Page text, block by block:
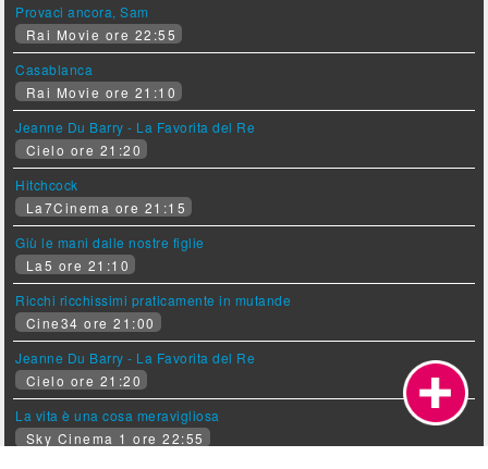
Provaci ancora, Sam
Rai Movie ore 22:55
Casablanca
Rai Movie ore 21:10
Jeanne Du Barry - La Favorita del Re
Cielo ore 21:20
Hitchcock
La7Cinema ore 21:15
Giù le mani dalle nostre figlie
La5 ore 21:10
Ricchi ricchissimi praticamente in mutande
Cine34 ore 21:00
Jeanne Du Barry - La Favorita del Re
Cielo ore 21:20
La vita è una cosa meravigliosa
Sky Cinema 1 ore 22:55